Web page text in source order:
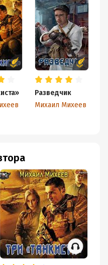
Разведчик
Михаил Михеев